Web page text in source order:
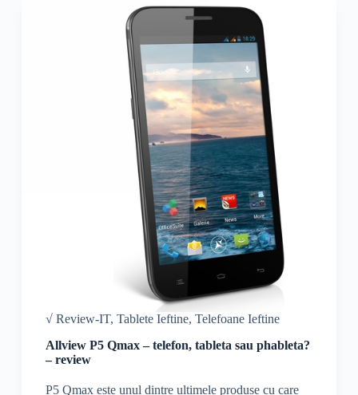
√ Review-IT, Tablete Ieftine, Telefoane Ieftine
Allview P5 Qmax – telefon, tableta sau phableta?
– review
P5 Qmax este unul dintre ultimele produse cu care